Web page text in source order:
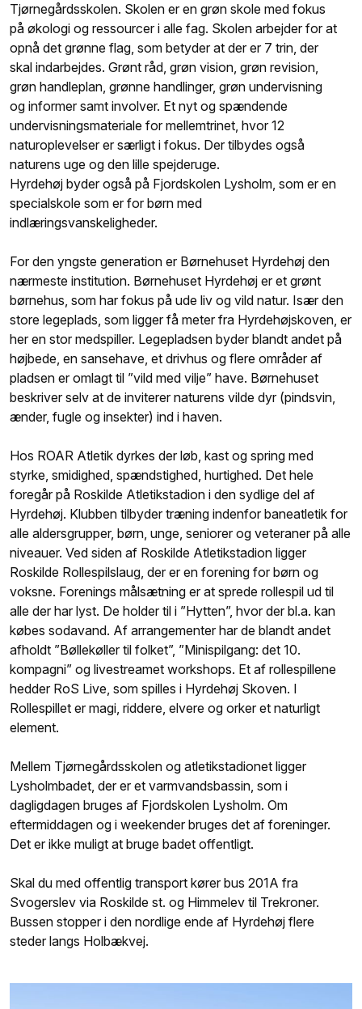
Tjørnegårdsskolen. Skolen er en grøn skole med fokus
på økologi og ressourcer i alle fag. Skolen arbejder for at
opnå det grønne flag, som betyder at der er 7 trin, der
skal indarbejdes. Grønt råd, grøn vision, grøn revision,
grøn handleplan, grønne handlinger, grøn undervisning
og informer samt involver. Et nyt og spændende
undervisningsmateriale for mellemtrinet, hvor 12
naturoplevelser er særligt i fokus. Der tilbydes også
naturens uge og den lille spejderuge.
Hyrdehøj byder også på Fjordskolen Lysholm, som er en
specialskole som er for børn med
indlæringsvanskeligheder.
For den yngste generation er Børnehuset Hyrdehøj den
nærmeste institution. Børnehuset Hyrdehøj er et grønt
børnehus, som har fokus på ude liv og vild natur. Især den
store legeplads, som ligger få meter fra Hyrdehøjskoven, er
her en stor medspiller. Legepladsen byder blandt andet på
højbede, en sansehave, et drivhus og flere områder af
pladsen er omlagt til ”vild med vilje” have. Børnehuset
beskriver selv at de inviterer naturens vilde dyr (pindsvin,
ænder, fugle og insekter) ind i haven.
Hos ROAR Atletik dyrkes der løb, kast og spring med
styrke, smidighed, spændstighed, hurtighed. Det hele
foregår på Roskilde Atletikstadion i den sydlige del af
Hyrdehøj. Klubben tilbyder træning indenfor baneatletik for
alle aldersgrupper, børn, unge, seniorer og veteraner på alle
niveauer. Ved siden af Roskilde Atletikstadion ligger
Roskilde Rollespilslaug, der er en forening for børn og
voksne. Forenings målsætning er at sprede rollespil ud til
alle der har lyst. De holder til i ”Hytten”, hvor der bl.a. kan
købes sodavand. Af arrangementer har de blandt andet
afholdt ”Bøllekøller til folket”, ”Minispilgang: det 10.
kompagni” og livestreamet workshops. Et af rollespillene
hedder RoS Live, som spilles i Hyrdehøj Skoven. I
Rollespillet er magi, riddere, elvere og orker et naturligt
element.
Mellem Tjørnegårdsskolen og atletikstadionet ligger
Lysholmbadet, der er et varmvandsbassin, som i
dagligdagen bruges af Fjordskolen Lysholm. Om
eftermiddagen og i weekender bruges det af foreninger.
Det er ikke muligt at bruge badet offentligt.
Skal du med offentlig transport kører bus 201A fra
Svogerslev via Roskilde st. og Himmelev til Trekroner.
Bussen stopper i den nordlige ende af Hyrdehøj flere
steder langs Holbækvej.